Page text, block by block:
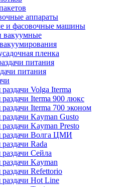
аппараты
и фасовочные машины
вакуумные
пленка
питания
Volga Iterma
Iterma 900 люкс
Iterma 700 эконом
Kayman Gusto
Kayman Presto
раздачи Волга ЦМИ
Rada
Сейла
Kayman
Refettorio
Hot Line